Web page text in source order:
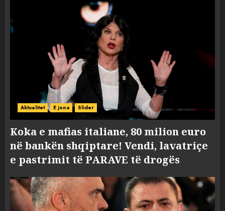
Aktualitet E jona Slider
Koka e mafias italiane, 80 milion euro
në bankën shqiptare! Vendi, lavatriçe
e pastrimit të PARAVE të drogës